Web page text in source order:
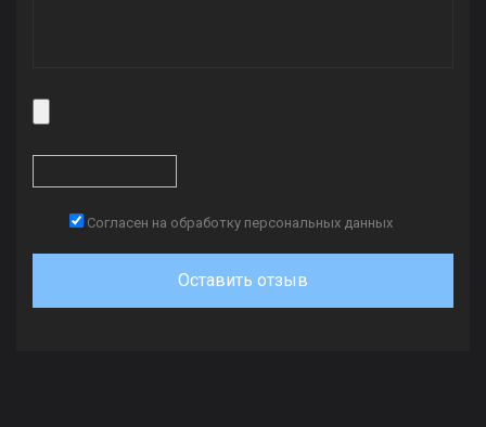
Согласен на обработку персональных данных
Оставить отзыв